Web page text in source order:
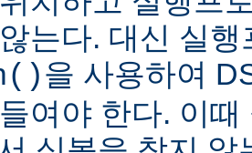
는다. 대신 실
을 사용하여
여야 한다. 이